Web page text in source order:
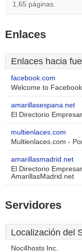
1,65 páginas.
Enlaces
Enlaces hacia
facebook.com
Welcome to
amarillasespana.net
El Directorio
multienlaces.com
Multienlaces.com -
amarillasmadrid.net
El Directorio
AmarillasMadrid.net
Servidores
Localización del
Noc4hosts Inc.